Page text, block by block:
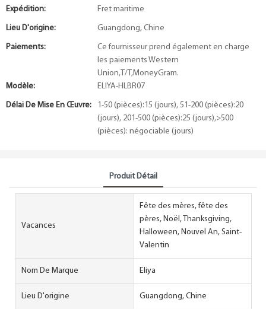
Expédition: Fret maritime
Lieu D'origine: Guangdong, Chine
Paiements:
Ce fournisseur prend également en charge
les paiements Western
Union,T/T,MoneyGram.
Modèle:
ELIYA-HLBR07
Délai De Mise En Œuvre:
1-50 (pièces):15 (jours), 51-200 (pièces):20
(jours), 201-500 (pièces):25 (jours),>500
(pièces): négociable (jours)
Produit Détail
Vacances
Fête des mères, fête des
pères, Noël, Thanksgiving,
Halloween, Nouvel An, Saint-
Valentin
Nom De Marque Eliya
Lieu D'origine Guangdong, Chine